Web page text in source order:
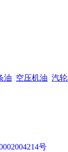
油 空压机油 汽
号